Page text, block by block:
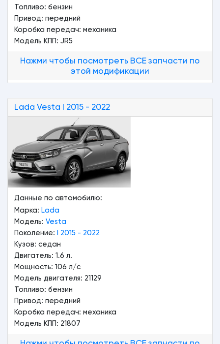
Топливо: бензин
Привод: передний
Коробка передач: механика
Модель КПП: JR5
Нажми чтобы посмотреть ВСЕ запчасти по
этой модификации
Lada Vesta I 2015 - 2022
Данные по автомобилю:
Марка: Lada
Модель: Vesta
Поколение:
I 2015 - 2022
Кузов: седан
Двигатель: 1.6 л.
Мощность: 106 л/с
Модель двигателя: 21129
Топливо: бензин
Привод: передний
Коробка передач: механика
Модель КПП: 21807